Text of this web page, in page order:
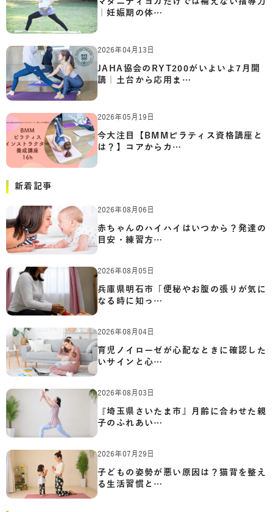
｜妊娠期の体…
2026年04月13日
JAHA協会のRYT200がいよいよ7月開
講｜土台から応用ま…
2026年05月19日
今大注目【BMMピラティス資格講座と
は？】コアからカ…
新着記事
2026年08月06日
赤ちゃんのハイハイはいつから？発達の
目安・練習方…
2026年08月05日
兵庫県明石市「便秘やお腹の張りが気に
なる時に知っ…
2026年08月04日
育児ノイローゼが心配なときに確認した
いサインと心…
2026年08月03日
『埼玉県さいたま市』月齢に合わせた親
子のふれあい…
2026年07月29日
子どもの姿勢が悪い原因は？猫背を整え
る生活習慣と…